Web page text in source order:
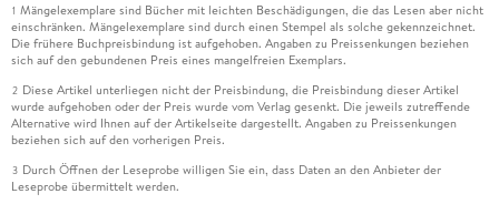
1 Mängelexemplare sind Bücher mit leichten Beschädigungen, die das Lesen aber nicht
einschränken. Mängelexemplare sind durch einen Stempel als solche gekennzeichnet.
Die frühere Buchpreisbindung ist aufgehoben. Angaben zu Preissenkungen beziehen
sich auf den gebundenen Preis eines mangelfreien Exemplars.
2 Diese Artikel unterliegen nicht der Preisbindung, die Preisbindung dieser Artikel
wurde aufgehoben oder der Preis wurde vom Verlag gesenkt. Die jeweils zutreffende
Alternative wird Ihnen auf der Artikelseite dargestellt. Angaben zu Preissenkungen
beziehen sich auf den vorherigen Preis.
3 Durch Öffnen der Leseprobe willigen Sie ein, dass Daten an den Anbieter der
Leseprobe übermittelt werden.